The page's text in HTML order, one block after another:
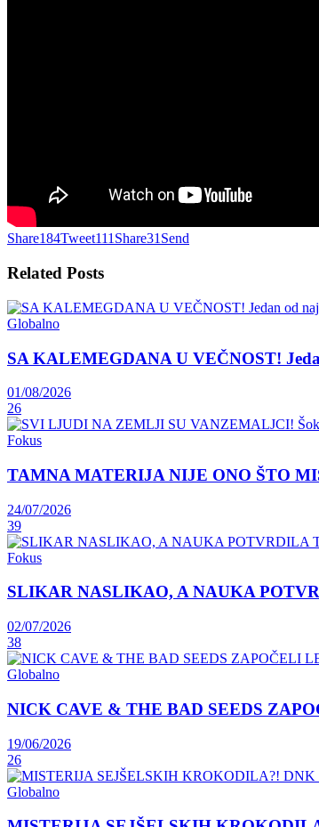
Share184Tweet111 Share31 Send
Related Posts
Globalno
SA KALEMEGDANA U VEČNOST!
01/08/2026
26
Fokus
TAMNA MATERIJA NIJE ONO ŠTO
24/07/2026
39
Fokus
SLIKAR NASLIKAO, A NAUKA
02/07/2026
38
Globalno
NICK CAVE & THE BAD SEEDS
19/06/2026
26
Globalno